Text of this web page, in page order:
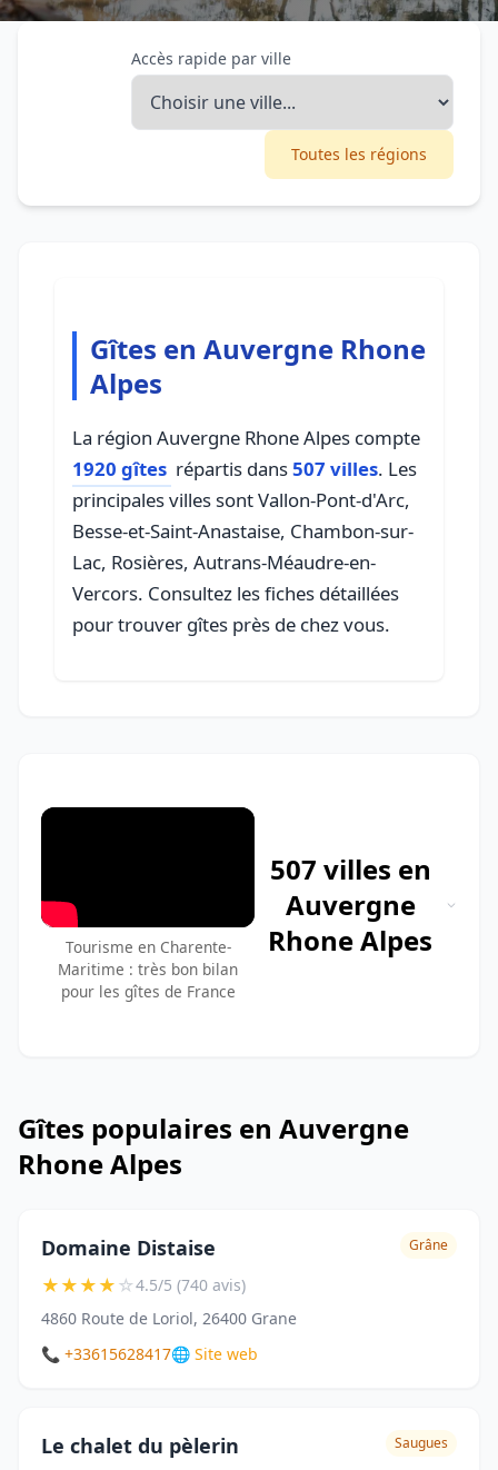
Accès rapide par ville
Toutes les régions
Gîtes en Auvergne Rhone
Alpes
La région Auvergne Rhone Alpes compte
1920 gîtes répartis dans507 villes. Les
principales villes sont Vallon-Pont-d'Arc,
Besse-et-Saint-Anastaise, Chambon-sur-
Lac, Rosières, Autrans-Méaudre-en-
Vercors. Consultez les fiches détaillées
pour trouver gîtes près de chez vous.
Tourisme en Charente-
Maritime : très bon bilan
pour les gîtes de France
507 villes en
Auvergne
Rhone Alpes
Gîtes populaires en Auvergne
Rhone Alpes
Domaine Distaise Grâne
★★★★☆4.5/5 (740 avis)
4860 Route de Loriol, 26400 Grane
📞 +33615628417🌐 Site web
Le chalet du pèlerin Saugues